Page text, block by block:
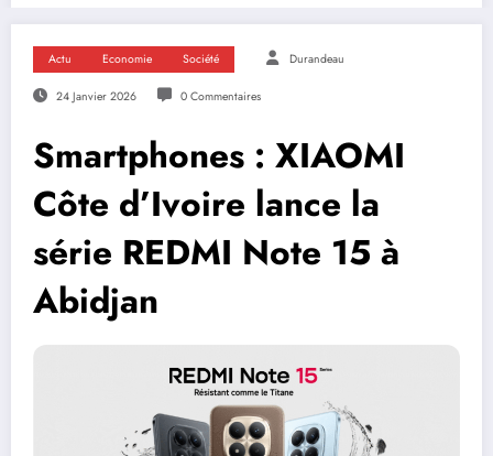
Actu Economie Société Durandeau
24 Janvier 2026 0 Commentaires
Smartphones : XIAOMI
Côte d’Ivoire lance la
série REDMI Note 15 à
Abidjan